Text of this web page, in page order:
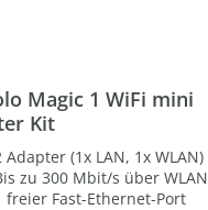
Magic 1 WiFi mini
Kit
Adapter (1x LAN, 1x WLAN)
zu 300 Mbit/s über WLAN
freier Fast-Ethernet-Port